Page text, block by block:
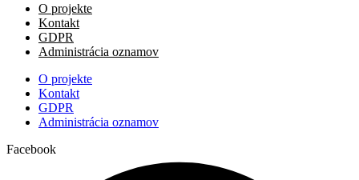
O projekte
Kontakt
GDPR
Administrácia oznamov
O projekte
Kontakt
GDPR
Administrácia oznamov
Facebook